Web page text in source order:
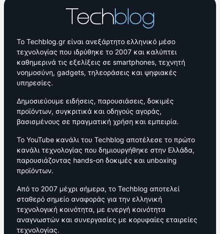
Το Techblog.gr είναι ανεξάρτητο ελληνικό μέσο
τεχνολογίας που ιδρύθηκε το 2007 και καλύπτει
καθημερινά τις εξελίξεις σε smartphones, τεχνητή
νοημοσύνη, gadgets, τηλεοράσεις και ψηφιακές
υπηρεσίες.
Δημοσιεύουμε ειδήσεις, παρουσιάσεις, δοκιμές
προϊόντων, συγκριτικά και οδηγούς αγοράς,
βασισμένους σε πραγματική χρήση και εμπειρία.
Το YouTube κανάλι του Techblog αποτέλεσε το πρώτο
κανάλι τεχνολογίας που δημιουργήθηκε στην Ελλάδα,
παρουσιάζοντας hands-on δοκιμές και unboxing
προϊόντων.
Από το 2007 μέχρι σήμερα, το Techblog αποτελεί
σταθερό σημείο αναφοράς για την ελληνική
τεχνολογική κοινότητα, με ενεργή κοινότητα
αναγνωστών και συνεργασίες με κορυφαίες εταιρείες
τεχνολογίας.